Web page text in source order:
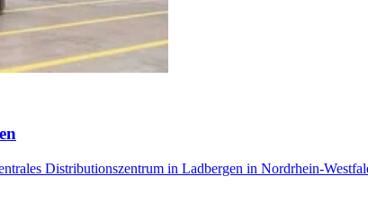
Distributionszentrum in Ladbergen in Nordrhein-